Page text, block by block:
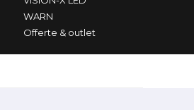
WARN
Offerte & outlet